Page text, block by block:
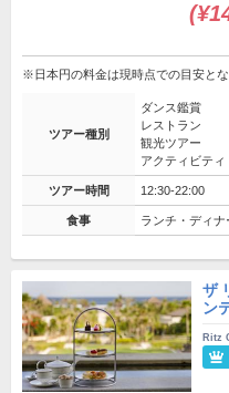
※日本円の料金は現時点での目安と
ツアー種別
ダンス鑑賞
レストラン
観光ツアー
アクティビティ
ツアー時間 12:30-22:00
食事 ランチ・ディナ
ザ
ン
Ritz